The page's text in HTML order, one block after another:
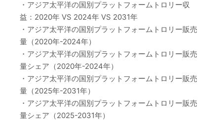
・アジア太平洋の国別プラットフォームトロリー収
益：2020年 VS 2024年 VS 2031年
・アジア太平洋の国別プラットフォームトロリー販売
量（2020年-2024年）
・アジア太平洋の国別プラットフォームトロリー販売
量シェア（2020年-2024年）
・アジア太平洋の国別プラットフォームトロリー販売
量（2025年-2031年）
・アジア太平洋の国別プラットフォームトロリー販売
量シェア（2025-2031年）